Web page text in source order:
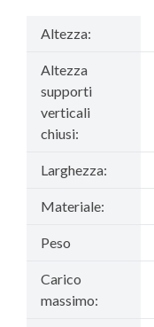
Altezza:
Altezza
supporti
verticali
chiusi:
Larghezza:
Materiale:
Peso
Carico
massimo: